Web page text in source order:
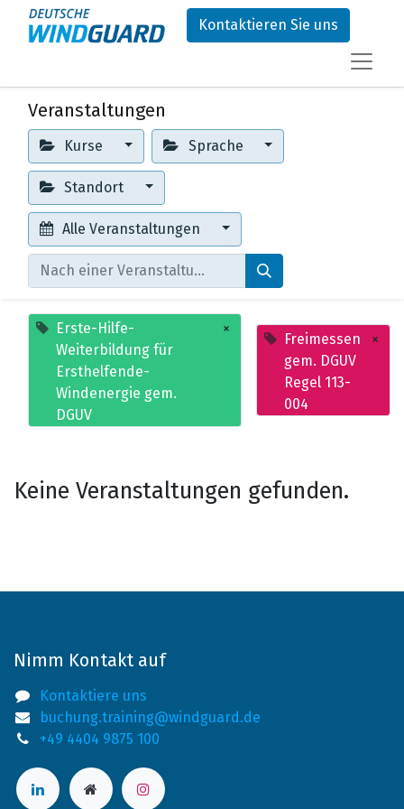
Kontaktieren Sie uns
Veranstaltungen
Kurse Sprache
Standort
Alle Veranstaltungen
Erste-Hilfe-
Weiterbildung für
Ersthelfende-
Windenergie gem.
DGUV
×
Freimessen
gem. DGUV
Regel 113-
004
×
Keine Veranstaltungen gefunden.
Nimm Kontakt auf
Kontaktiere uns
buchung.training@windguard.de
+49 4404 9875 100